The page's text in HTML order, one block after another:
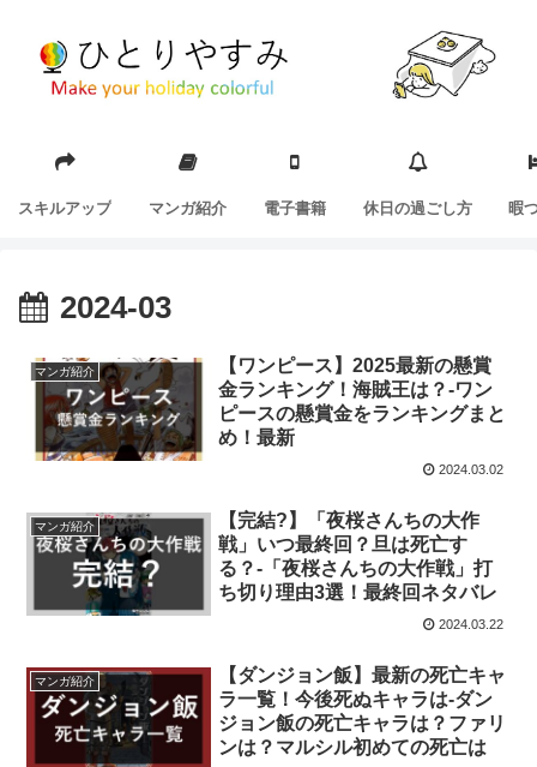
スキルアップ マンガ紹介 電子書籍 休日の過ごし方 暇
2024-03
マンガ紹介
【ワンピース】2025最新の懸賞
金ランキング！海賊王は？-ワン
ピースの懸賞金をランキングまと
め！最新
2024.03.02
マンガ紹介
【完結?】「夜桜さんちの大作
戦」いつ最終回？旦は死亡す
る？-「夜桜さんちの大作戦」打
ち切り理由3選！最終回ネタバレ
2024.03.22
マンガ紹介
【ダンジョン飯】最新の死亡キャ
ラ一覧！今後死ぬキャラは-ダン
ジョン飯の死亡キャラは？ファリ
ンは？マルシル初めての死亡は